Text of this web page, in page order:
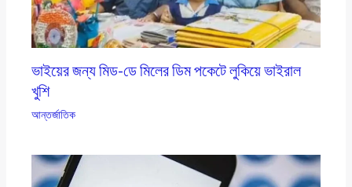
ভাইয়ের জন্য মিড-ডে মিলের ডিম পকেটে লুকিয়ে ভাইরাল
খুশি
আন্তর্জাতিক